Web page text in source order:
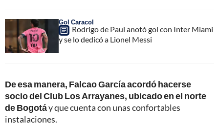
Gol Caracol
Rodrigo de Paul anotó gol con Inter Miami
y se lo dedicó a Lionel Messi
De esa manera, Falcao García acordó hacerse
socio del Club Los Arrayanes, ubicado en el norte
de Bogotáy que cuenta con unas confortables
instalaciones.